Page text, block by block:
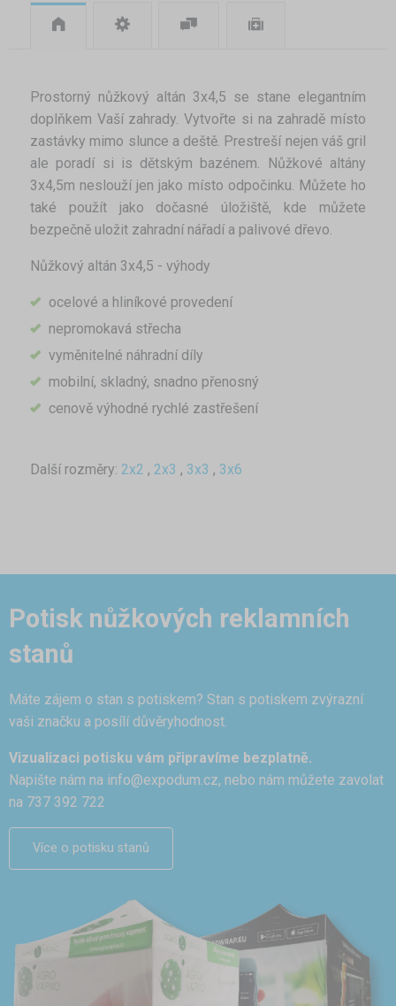
Prostorný nůžkový altán 3x4,5 se stane elegantním
doplňkem Vaší zahrady. Vytvořte si na zahradě místo
zastávky mimo slunce a deště. Prestreší nejen váš gril
ale poradí si is dětským bazénem. Nůžkové altány
3x4,5m neslouží jen jako místo odpočinku. Můžete ho
také použít jako dočasné úložiště, kde můžete
bezpečně uložit zahradní nářadí a palivové dřevo.
Nůžkový altán 3x4,5 - výhody
ocelové a hliníkové provedení
nepromokavá střecha
vyměnitelné náhradní díly
mobilní, skladný, snadno přenosný
cenově výhodné rychlé zastřešení
Další rozměry: 2x2 , 2x3 , 3x3 , 3x6
Potisk nůžkových reklamních
stanů
Máte zájem o stan s potiskem? Stan s potiskem zvýrazní
vaši značku a posílí důvěryhodnost.
Vizualizaci potisku vám připravíme bezplatně.
Napište nám na info@expodum.cz, nebo nám můžete zavolat
na 737 392 722
Více o potisku stanů